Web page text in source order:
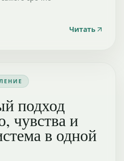
Читать
подход
чувства и
в одной